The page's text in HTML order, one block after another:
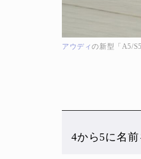
アウディの新型「A5/
4から5に名